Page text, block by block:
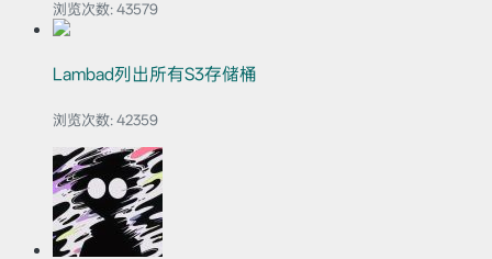
浏览次数: 43579
Lambad列出所有S3存储桶
浏览次数: 42359